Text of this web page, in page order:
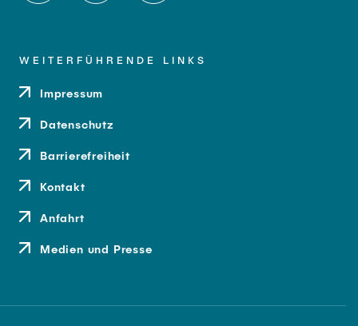
WEITERFÜHRENDE LINKS
Impressum
Datenschutz
Barrierefreiheit
Kontakt
Anfahrt
Medien und Presse